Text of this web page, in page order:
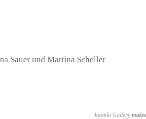
Sauer und Martina Scheller
Joomla Gallery